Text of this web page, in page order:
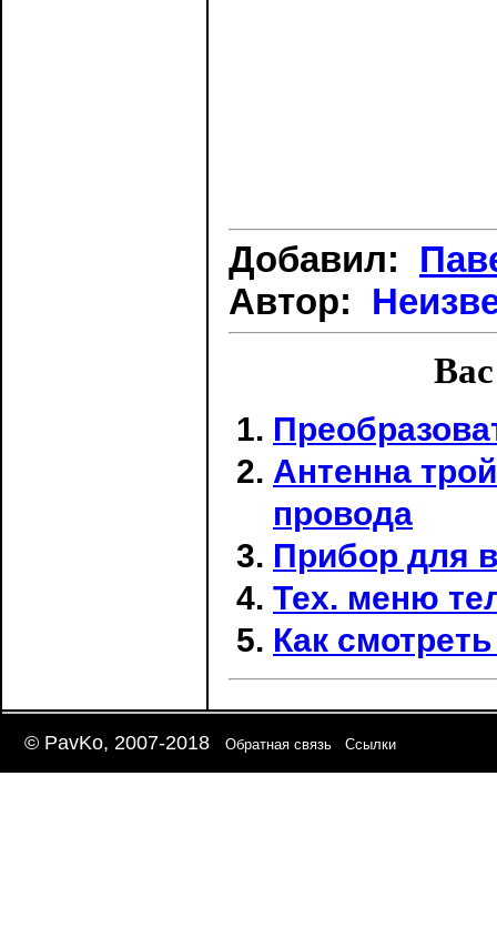
Добавил:
Автор:
Антенна
провода
Прибор для
Тех. меню
Как
© PavKo, 2007-2018 Обратная связь Ссылки